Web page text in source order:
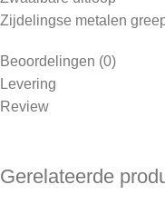
Zijdelingse metalen
Beoordelingen (0)
Levering
Review
Gerelateerde